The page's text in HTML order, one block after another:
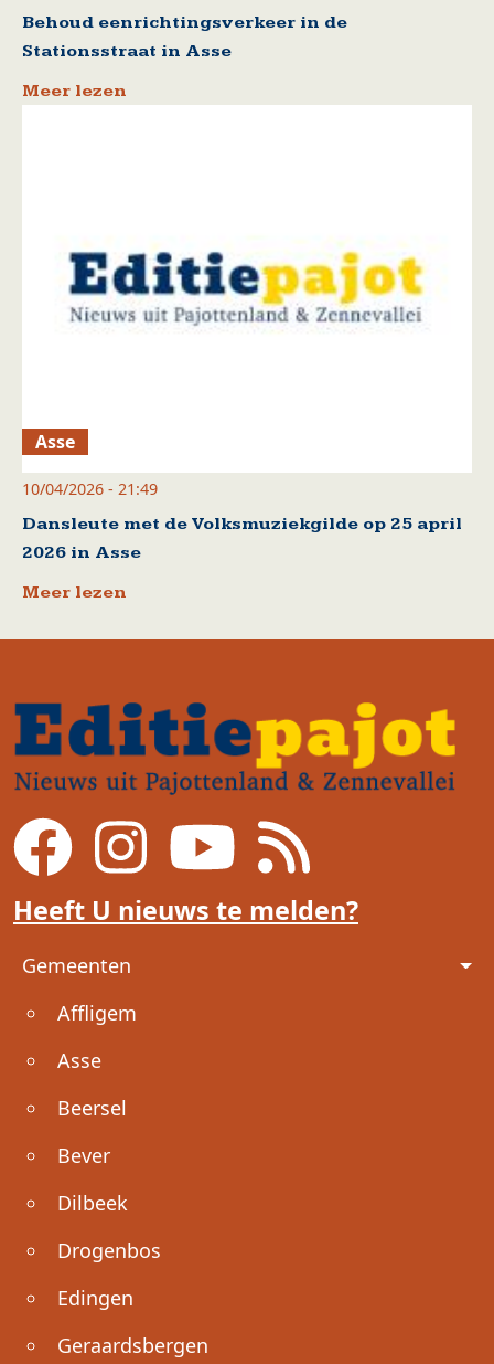
Behoud eenrichtingsverkeer in de
Stationsstraat in Asse
Meer lezen
Asse
10/04/2026 - 21:49
Dansleute met de Volksmuziekgilde op 25 april
2026 in Asse
Meer lezen
Heeft U nieuws te melden?
Voet
Gemeenten
Affligem
Asse
Beersel
Bever
Dilbeek
Drogenbos
Edingen
Geraardsbergen